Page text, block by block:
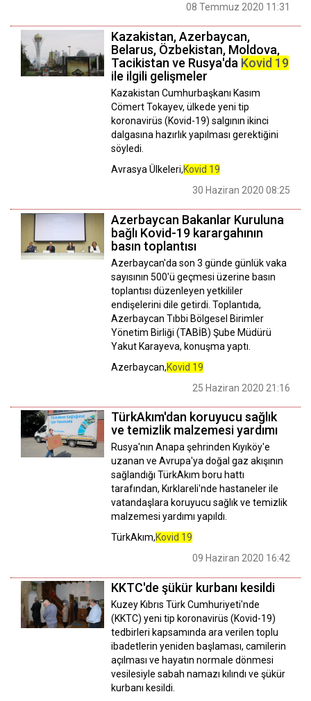
08 Temmuz 2020 11:31
Kazakistan, Azerbaycan,
Belarus, Özbekistan, Moldova,
Tacikistan ve Rusya'da Kovid 19
ile ilgili gelişmeler
Kazakistan Cumhurbaşkanı Kasım
Cömert Tokayev, ülkede yeni tip
koronavirüs (Kovid-19) salgının ikinci
dalgasına hazırlık yapılması gerektiğini
söyledi.
Avrasya Ülkeleri,Kovid 19
30 Haziran 2020 08:25
Azerbaycan Bakanlar Kuruluna
bağlı Kovid-19 karargahının
basın toplantısı
Azerbaycan'da son 3 günde günlük vaka
sayısının 500'ü geçmesi üzerine basın
toplantısı düzenleyen yetkililer
endişelerini dile getirdi. Toplantıda,
Azerbaycan Tıbbi Bölgesel Birimler
Yönetim Birliği (TABİB) Şube Müdürü
Yakut Karayeva, konuşma yaptı.
Azerbaycan,Kovid 19
25 Haziran 2020 21:16
TürkAkım'dan koruyucu sağlık
ve temizlik malzemesi yardımı
Rusya'nın Anapa şehrinden Kıyıköy'e
uzanan ve Avrupa'ya doğal gaz akışının
sağlandığı TürkAkım boru hattı
tarafından, Kırklareli'nde hastaneler ile
vatandaşlara koruyucu sağlık ve temizlik
malzemesi yardımı yapıldı.
TürkAkım,Kovid 19
09 Haziran 2020 16:42
KKTC'de şükür kurbanı kesildi
Kuzey Kıbrıs Türk Cumhuriyeti'nde
(KKTC) yeni tip koronavirüs (Kovid-19)
tedbirleri kapsamında ara verilen toplu
ibadetlerin yeniden başlaması, camilerin
açılması ve hayatın normale dönmesi
vesilesiyle sabah namazı kılındı ve şükür
kurbanı kesildi.